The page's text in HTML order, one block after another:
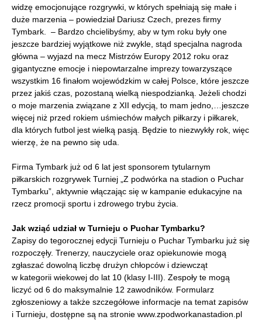
widzę emocjonujące rozgrywki, w których spełniają się małe i
duże marzenia – powiedział Dariusz Czech, prezes firmy
Tymbark. – Bardzo chcielibyśmy, aby w tym roku były one
jeszcze bardziej wyjątkowe niż zwykle, stąd specjalna nagroda
główna – wyjazd na mecz Mistrzów Europy 2012 roku oraz
gigantyczne emocje i niepowtarzalne imprezy towarzyszące
wszystkim 16 finałom wojewódzkim w całej Polsce, które jeszcze
przez jakiś czas, pozostaną wielką niespodzianką. Jeżeli chodzi
o moje marzenia związane z XII edycją, to mam jedno,…jeszcze
więcej niż przed rokiem uśmiechów małych piłkarzy i piłkarek,
dla których futbol jest wielką pasją. Będzie to niezwykły rok, więc
wierzę, że na pewno się uda.
Firma Tymbark już od 6 lat jest sponsorem tytularnym
piłkarskich rozgrywek Turniej „Z podwórka na stadion o Puchar
Tymbarku”, aktywnie włączając się w kampanie edukacyjne na
rzecz promocji sportu i zdrowego trybu życia.
Jak wziąć udział w Turnieju o Puchar Tymbarku?
Zapisy do tegorocznej edycji Turnieju o Puchar Tymbarku już się
rozpoczęły. Trenerzy, nauczyciele oraz opiekunowie mogą
zgłaszać dowolną liczbę drużyn chłopców i dziewcząt
w kategorii wiekowej do lat 10 (klasy I-III). Zespoły te mogą
liczyć od 6 do maksymalnie 12 zawodników. Formularz
zgłoszeniowy a także szczegółowe informacje na temat zapisów
i Turnieju, dostępne są na stronie www.zpodworkanastadion.pl